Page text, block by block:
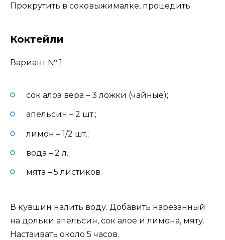
Прокрутить в соковыжималке, процедить.
Коктейли
Вариант № 1
сок алоэ вера – 3 ложки (чайные);
апельсин – 2 шт.;
лимон – 1/2 шт.;
вода – 2 л.;
мята – 5 листиков.
В кувшин налить воду. Добавить нарезанный
на дольки апельсин, сок алое и лимона, мяту.
Настаивать около 5 часов.